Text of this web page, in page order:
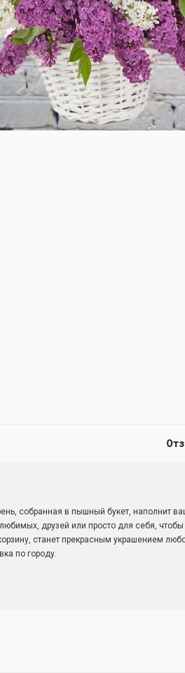
собранная в пышный букет, наполнит
друзей или просто для себя, чтобы
станет прекрасным украшением
по городу.